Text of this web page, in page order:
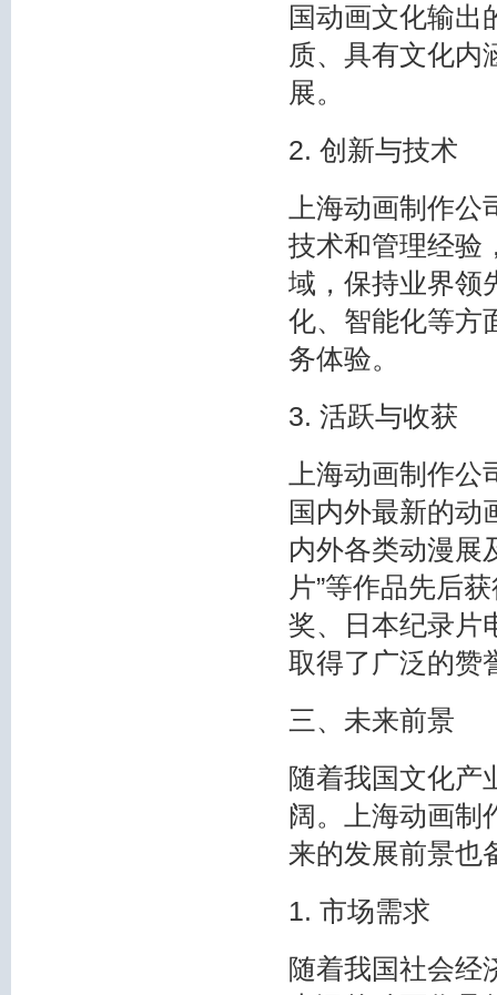
国动画文化输出
质、具有文化内
展。
2. 创新与技术
上海动画制作
技术和管理经验
域，保持业界领
化、智能化等方
务体验。
3. 活跃与收获
上海动画制作
国内外最新的动
内外各类动漫展
片”等作品先后
奖、日本纪录片
取得了广泛的赞
三、未来前景
随着我国文化产
阔。上海动画制
来的发展前景也
1. 市场需求
随着我国社会经